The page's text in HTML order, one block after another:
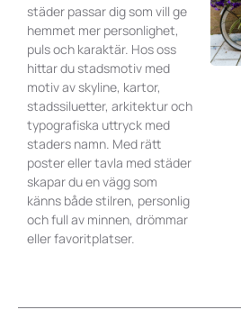
städer passar dig som vill ge
hemmet mer personlighet,
puls och karaktär. Hos oss
hittar du stadsmotiv med
motiv av skyline, kartor,
stadssiluetter, arkitektur och
typografiska uttryck med
staders namn. Med rätt
poster eller tavla med städer
skapar du en vägg som
känns både stilren, personlig
och full av minnen, drömmar
eller favoritplatser.